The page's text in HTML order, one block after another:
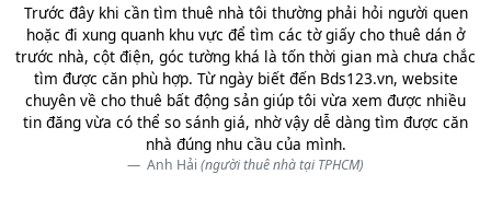
Trước đây khi cần tìm thuê nhà tôi thường phải hỏi người quen
hoặc đi xung quanh khu vực để tìm các tờ giấy cho thuê dán ở
trước nhà, cột điện, góc tường khá là tốn thời gian mà chưa chắc
tìm được căn phù hợp. Từ ngày biết đến Bds123.vn, website
chuyên về cho thuê bất động sản giúp tôi vừa xem được nhiều
tin đăng vừa có thể so sánh giá, nhờ vậy dễ dàng tìm được căn
nhà đúng nhu cầu của mình.
Anh Hải (người thuê nhà tại TPHCM)